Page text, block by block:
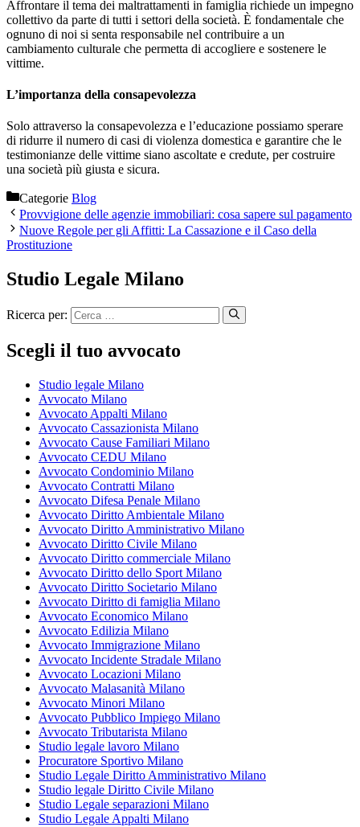
Affrontare il tema dei maltrattamenti in famiglia richiede un impegno
collettivo da parte di tutti i settori della società. È fondamentale che
ognuno di noi si senta responsabile nel contribuire a un
cambiamento culturale che permetta di accogliere e sostenere le
vittime.
L’importanza della consapevolezza
Solo attraverso la consapevolezza e l’educazione possiamo sperare
di ridurre il numero di casi di violenza domestica e garantire che le
testimonianze delle vittime siano ascoltate e credute, per costruire
una società più giusta e sicura.
Categorie Blog
Provvigione delle agenzie immobiliari: cosa sapere sul pagamento
Nuove Regole per gli Affitti: La Cassazione e il Caso della
Prostituzione
Studio Legale Milano
Ricerca per:
Scegli il tuo avvocato
Studio legale Milano
Avvocato Milano
Avvocato Appalti Milano
Avvocato Cassazionista Milano
Avvocato Cause Familiari Milano
Avvocato CEDU Milano
Avvocato Condominio Milano
Avvocato Contratti Milano
Avvocato Difesa Penale Milano
Avvocato Diritto Ambientale Milano
Avvocato Diritto Amministrativo Milano
Avvocato Diritto Civile Milano
Avvocato Diritto commerciale Milano
Avvocato Diritto dello Sport Milano
Avvocato Diritto Societario Milano
Avvocato Diritto di famiglia Milano
Avvocato Economico Milano
Avvocato Edilizia Milano
Avvocato Immigrazione Milano
Avvocato Incidente Stradale Milano
Avvocato Locazioni Milano
Avvocato Malasanità Milano
Avvocato Minori Milano
Avvocato Pubblico Impiego Milano
Avvocato Tributarista Milano
Studio legale lavoro Milano
Procuratore Sportivo Milano
Studio Legale Diritto Amministrativo Milano
Studio legale Diritto Civile Milano
Studio Legale separazioni Milano
Studio Legale Appalti Milano